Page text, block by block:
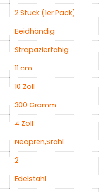
‎2 Stück (1er Pack)
‎Beidhändig
‎Strapazierfähig
‎11 cm
‎10 Zoll
‎300 Gramm
‎4 Zoll
‎Neopren,Stahl
2
‎Edelstahl